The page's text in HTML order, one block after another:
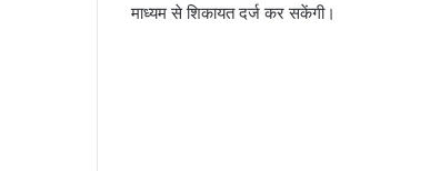
माध्यम से शिकायत दर्ज कर सकेंगी।